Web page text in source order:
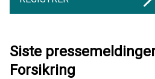
Siste
Forsikring